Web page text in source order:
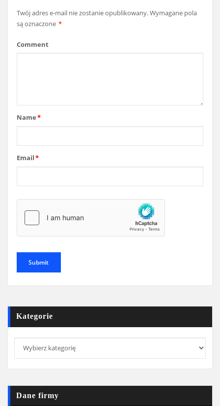
Twój adres e-mail nie zostanie opublikowany.Wymagane pola
są oznaczone *
Comment
Name*
Email*
Kategorie
Dane firmy